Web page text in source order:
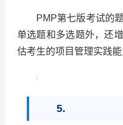
PMP第七版考试的
单选题和多选题外，还
估考生的项目管理实践能
5.